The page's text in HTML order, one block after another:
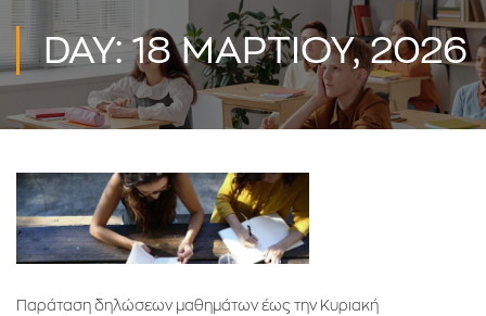
DAY: 18 ΜΑΡΤΊΟΥ, 2026
Παράταση δηλώσεων μαθημάτων έως την Κυριακή